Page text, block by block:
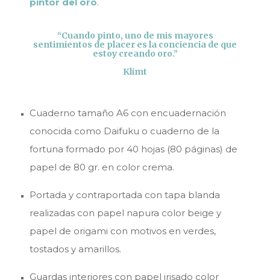
“Cuando pinto, uno de mis mayores
sentimientos de placer es la conciencia de que
estoy creando oro.”
Klimt
Cuaderno tamaño A6 con encuadernación
conocida como Daifuku o cuaderno de la
fortuna formado por 40 hojas (80 páginas) de
papel de 80 gr. en color crema.
Portada y contraportada con tapa blanda
realizadas con papel napura color beige y
papel de origami con motivos en verdes,
tostados y amarillos.
Guardas interiores con papel irisado color